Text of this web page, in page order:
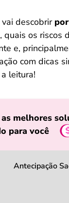
descobrir
, quais os riscos
e,
com dicas
leitura!
melhores
para você
Antecipação